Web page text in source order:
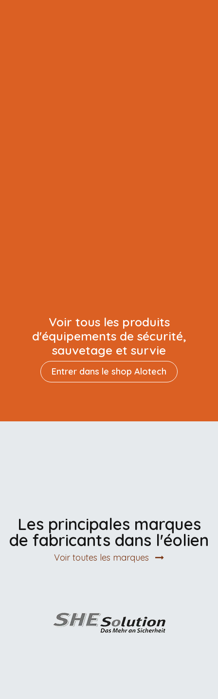
Voir tous les produits
d'équipements de sécurité,
sauvetage et survie
Entrer d​​​​ans le shop Alotech
Les principales marques
de fabricants dans l'éolien
Voir toutes les marques